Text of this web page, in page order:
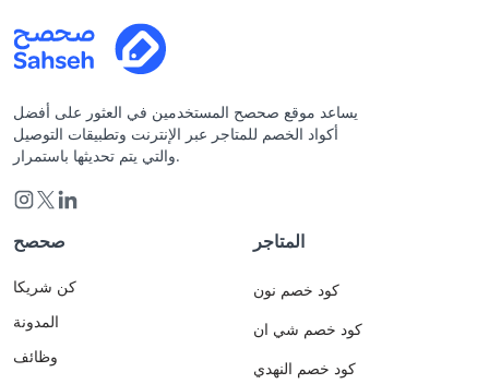
يساعد موقع صحصح المستخدمين في العثور على أفضل
أكواد الخصم للمتاجر عبر الإنترنت وتطبيقات التوصيل
والتي يتم تحديثها باستمرار.
صحصح
كن شريكا
المدونة
وظائف
المتاجر
كود خصم نون
كود خصم شي ان
كود خصم النهدي